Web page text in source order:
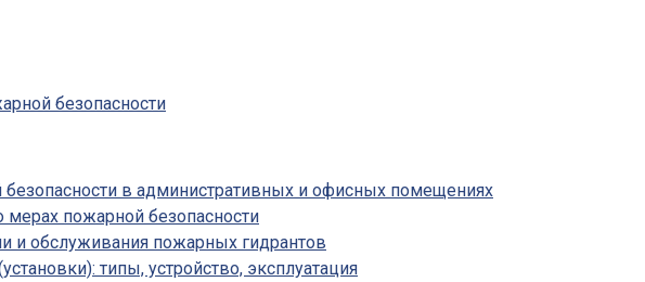
безопасности
в административных и офисных помещениях
пожарной безопасности
и обслуживания пожарных гидрантов
типы, устройство, эксплуатация